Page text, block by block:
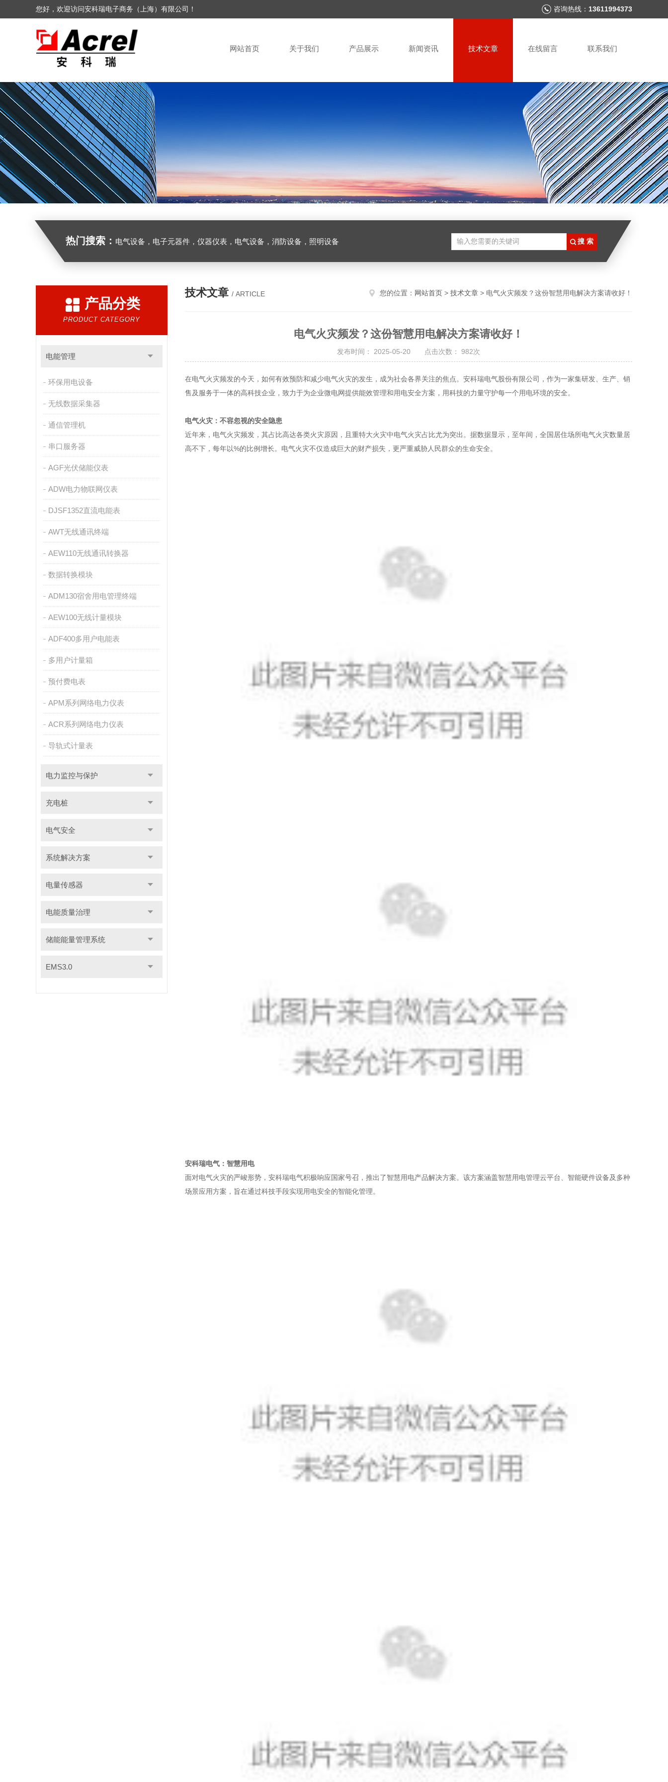
您好，欢迎访问安科瑞电子商务（上海）有限公司！ 咨询热线： 13611994373
网站首页 关于我们 产品展示 新闻资讯 技术文章 在线留言 联系我们
热门搜索： 电气设备，电子元器件，仪器仪表，电气设备，消防设备，照明设备
产品分类
PRODUCT CATEGORY
电能管理
环保用电设备
无线数据采集器
通信管理机
串口服务器
AGF光伏储能仪表
ADW电力物联网仪表
DJSF1352直流电能表
AWT无线通讯终端
AEW110无线通讯转换器
数据转换模块
ADM130宿舍用电管理终端
AEW100无线计量模块
ADF400多用户电能表
多用户计量箱
预付费电表
APM系列网络电力仪表
ACR系列网络电力仪表
导轨式计量表
电力监控与保护
充电桩
电气安全
系统解决方案
电量传感器
电能质量治理
储能能量管理系统
EMS3.0
技术文章 / ARTICLE 您的位置： 网站首页 > 技术文章 > 电气火灾频发？这份智慧用电解决方案请收好！
电气火灾频发？这份智慧用电解决方案请收好！
发布时间： 2025-05-20 点击次数： 982次
在电气火灾频发的今天，如何有效预防和减少电气火灾的发生，成为社会各界关注的焦点。安科瑞电气股份有限公司，作为一家集研发、生产、销
售及服务于一体的高科技企业，致力于为企业微电网提供能效管理和用电安全方案，用科技的力量守护每一个用电环境的安全。
电气火灾：不容忽视的安全隐患
近年来，电气火灾频发，其占比高达各类火灾原因，且重特大火灾中电气火灾占比尤为突出。据数据显示，至年间，全国居住场所电气火灾数量居
高不下，每年以%的比例增长。电气火灾不仅造成巨大的财产损失，更严重威胁人民群众的生命安全。
安科瑞电气：智慧用电
面对电气火灾的严峻形势，安科瑞电气积极响应国家号召，推出了智慧用电产品解决方案。该方案涵盖智慧用电管理云平台、智能硬件设备及多种
场景应用方案，旨在通过科技手段实现用电安全的智能化管理。